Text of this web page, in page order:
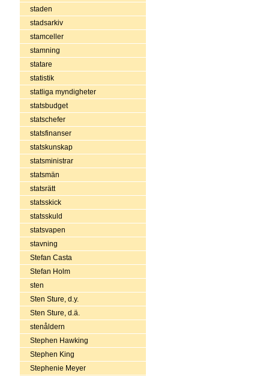
staden
stadsarkiv
stamceller
stamning
statare
statistik
statliga myndigheter
statsbudget
statschefer
statsfinanser
statskunskap
statsministrar
statsmän
statsrätt
statsskick
statsskuld
statsvapen
stavning
Stefan Casta
Stefan Holm
sten
Sten Sture, d.y.
Sten Sture, d.ä.
stenåldern
Stephen Hawking
Stephen King
Stephenie Meyer